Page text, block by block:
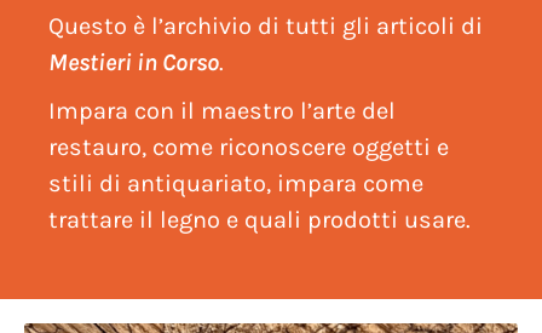
Questo è l’archivio di tutti gli articoli di
Mestieri in Corso.
Impara con il maestro l’arte del
restauro, come riconoscere oggetti e
stili di antiquariato, impara come
trattare il legno e quali prodotti usare.